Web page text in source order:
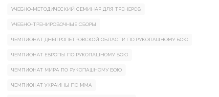
УЧЕБНО-МЕТОДИЧЕСКИЙ СЕМИНАР ДЛЯ ТРЕНЕРОВ
УЧЕБНО-ТРЕНИРОВОЧНЫЕ СБОРЫ
ЧЕМПИОНАТ ДНЕПРОПЕТРОВСКОЙ ОБЛАСТИ ПО РУКОПАШНОМУ БОЮ
ЧЕМПИОНАТ ЕВРОПЫ ПО РУКОПАШНОМУ БОЮ
ЧЕМПИОНАТ МИРА ПО РУКОПАШНОМУ БОЮ
ЧЕМПИОНАТ УКРАИНЫ ПО ММА